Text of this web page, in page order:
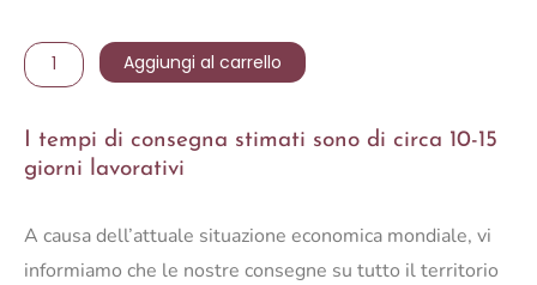
TAVOLINO
NANTUCKET
quantità
Aggiungi al carrello
I tempi di consegna stimati sono di circa 10-15
giorni lavorativi
A causa dell’attuale situazione economica mondiale, vi
informiamo che le nostre consegne su tutto il territorio